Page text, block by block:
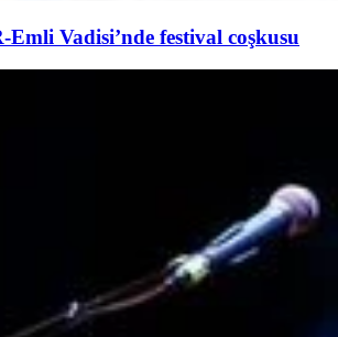
Vadisi’nde festival coşkusu